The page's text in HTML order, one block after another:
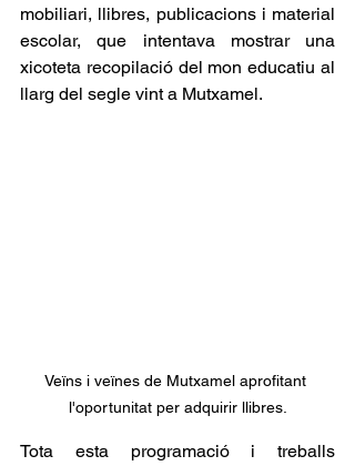
mobiliari, llibres, publicacions i material
escolar, que intentava mostrar una
xicoteta recopilació del mon educatiu al
llarg del segle vint a Mutxamel.
Veïns i veïnes de Mutxamel aprofitant
l'oportunitat per adquirir llibres.
Tota esta programació i treballs